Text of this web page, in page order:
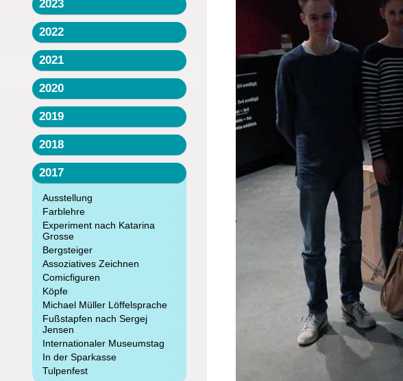
2023
2022
2021
2020
2019
2018
2017
Ausstellung
Farblehre
Experiment nach Katarina
Grosse
Bergsteiger
Assoziatives Zeichnen
Comicfiguren
Köpfe
Michael Müller Löffelsprache
Fußstapfen nach Sergej
Jensen
Internationaler Museumstag
In der Sparkasse
Tulpenfest